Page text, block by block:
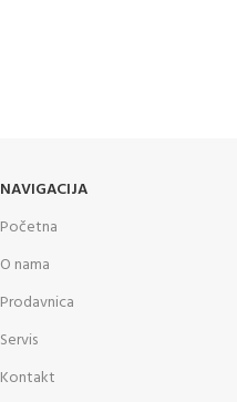
NAVIGACIJA
Početna
O nama
Prodavnica
Servis
Kontakt